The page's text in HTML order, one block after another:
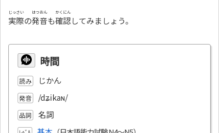
実際
じっさい
の発音
はつおん
も確認
かくにん
してみましょう。
時間
読み じかん
発音 /dʑikaɴ/
品詞 名詞